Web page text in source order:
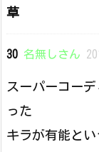
草
30 名無しさん
スーパーコー
った
キラが有能と